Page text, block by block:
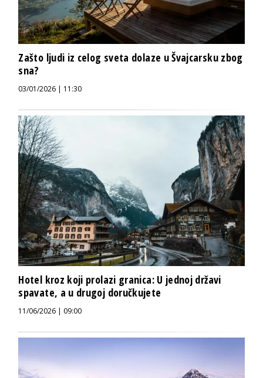
Zašto ljudi iz celog sveta dolaze u Švajcarsku zbog
sna?
03/01/2026 | 11:30
Hotel kroz koji prolazi granica: U jednoj državi
spavate, a u drugoj doručkujete
11/06/2026 | 09:00